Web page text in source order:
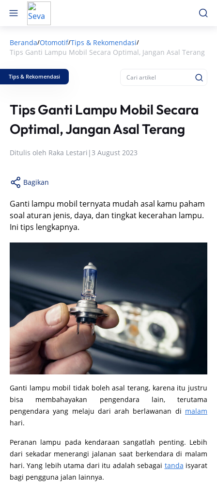
Beranda/Otomotif/Tips & Rekomendasi/
Tips Ganti Lampu Mobil Secara Optimal, Jangan Asal Terang
Tips & Rekomendasi
Tips Ganti Lampu Mobil Secara
Optimal, Jangan Asal Terang
Ditulis oleh Raka Lestari |3 August 2023
Bagikan
Ganti lampu mobil ternyata mudah asal kamu paham
soal aturan jenis, daya, dan tingkat kecerahan lampu.
Ini tips lengkapnya.
Ganti lampu mobil tidak boleh asal terang, karena itu justru
bisa membahayakan pengendara lain, terutama
pengendara yang melaju dari arah berlawanan di malam
hari.
Peranan lampu pada kendaraan sangatlah penting. Lebih
dari sekadar menerangi jalanan saat berkendara di malam
hari. Yang lebih utama dari itu adalah sebagai tanda isyarat
bagi pengguna jalan lainnya.